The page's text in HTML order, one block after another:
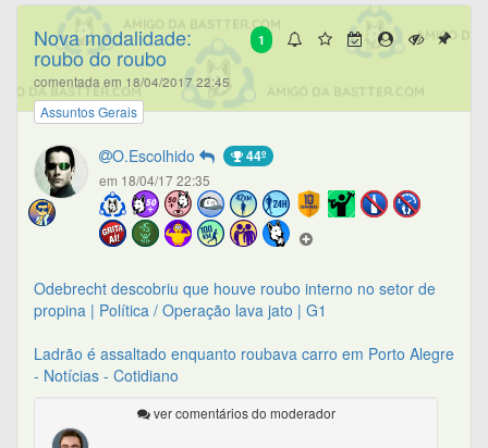
1
Nova modalidade:
roubo do roubo
comentada em 18/04/2017 22:45
Assuntos Gerais
O.Escolhido 44º
em 18/04/17 22:35
Odebrecht descobriu que houve roubo interno no setor de
propina | Política / Operação lava jato | G1
Ladrão é assaltado enquanto roubava carro em Porto Alegre
- Notícias - Cotidiano
ver comentários do moderador